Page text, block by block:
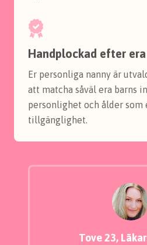
Handplockad efter
Er personliga nanny är
att matcha såväl era barns
personlighet och ålder som
tillgänglighet.
Tove 23,